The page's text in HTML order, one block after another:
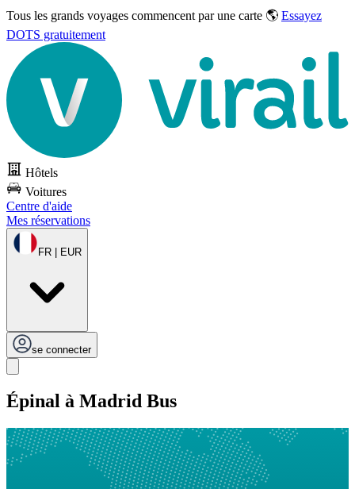
Tous les grands voyages commencent par une carte 🌎 Essayez
DOTS gratuitement
Hôtels
Voitures
Centre d'aide
Mes réservations
FR | EUR
se connecter
Épinal à Madrid Bus